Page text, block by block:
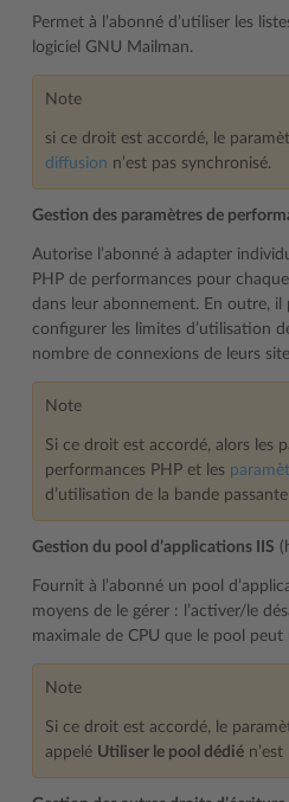
Permet à l’abonné d’utiliser les
logiciel GNU Mailman.
Note
si ce droit est accordé, le
diffusion n’est pas synchronisé.
Gestion des paramètres de
Autorise l’abonné à adapter
PHP de performances pour
dans leur abonnement. En outre, il
configurer les limites d’utilisation
nombre de connexions de leurs
Note
Si ce droit est accordé, alors les
performances PHP et les
d’utilisation de la bande
Gestion du pool d’applications IIS
Fournit à l’abonné un pool
moyens de le gérer : l’activer/le
maximale de CPU que le pool peut
Note
Si ce droit est accordé, le
appelé Utiliser le pool dédié